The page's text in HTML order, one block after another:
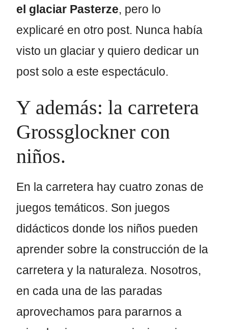
el glaciar Pasterze, pero lo
explicaré en otro post. Nunca había
visto un glaciar y quiero dedicar un
post solo a este espectáculo.
Y además: la carretera
Grossglockner con
niños.
En la carretera hay cuatro zonas de
juegos temáticos. Son juegos
didácticos donde los niños pueden
aprender sobre la construcción de la
carretera y la naturaleza. Nosotros,
en cada una de las paradas
aprovechamos para pararnos a